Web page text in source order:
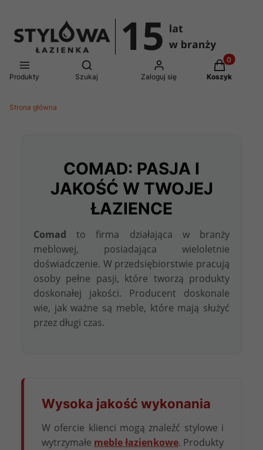
Produkty
Otwórz wyszukiwarkę
Szukaj Zaloguj się
Produkty
Koszyk
Strona główna
COMAD: PASJA I
JAKOŚĆ W TWOJEJ
ŁAZIENCE
Comad to firma działająca w branży
meblowej, posiadająca wieloletnie
doświadczenie. W przedsiębiorstwie pracują
osoby pełne pasji, które tworzą produkty
doskonałej jakości. Producent doskonale
wie, jak ważne są meble, które mają służyć
przez długi czas.
Wysoka jakość wykonania
W ofercie klienci mogą znaleźć stylowe i
wytrzymałe meble łazienkowe. Produkty